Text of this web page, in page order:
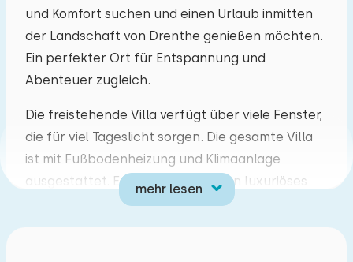
und Komfort suchen und einen Urlaub inmitten
der Landschaft von Drenthe genießen möchten.
Ein perfekter Ort für Entspannung und
Abenteuer zugleich.
Die freistehende Villa verfügt über viele Fenster,
die für viel Tageslicht sorgen. Die gesamte Villa
ist mit Fußbodenheizung und Klimaanlage
ausgestattet. Es gibt außerdem ein luxuriöses
Badezimmer mit Badewanne und Infrarotsauna.
Zur Unterkunft gehört außerdem ein
mehr lesen
27 28 29 30 31 01 02
03 04 05 06 07 08
10 11 12 13 14 15 16
17 18 19 20 21 22